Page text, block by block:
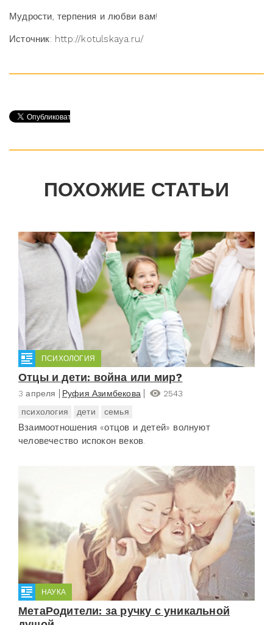
Мудрости, терпения и любви вам!
Источник: http://kotulskaya.ru/
ПОХОЖИЕ СТАТЬИ
ПСИХОЛОГИЯ
Отцы и дети: война или мир?
3 апреля Руфия Азимбекова
2543
психология
дети семья
Взаимоотношения «отцов и детей» волнуют
человечество испокон веков.
НАУКА
МетаРодители: за ручку с уникальной